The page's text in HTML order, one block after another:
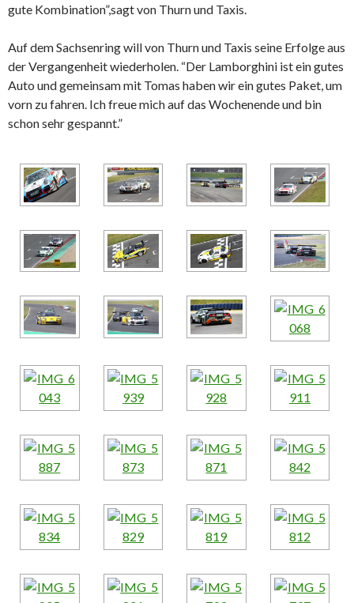
gute Kombination”,sagt von Thurn und Taxis.
Auf dem Sachsenring will von Thurn und Taxis seine Erfolge aus
der Vergangenheit wiederholen. “Der Lamborghini ist ein gutes
Auto und gemeinsam mit Tomas haben wir ein gutes Paket, um
vorn zu fahren. Ich freue mich auf das Wochenende und bin
schon sehr gespannt.”